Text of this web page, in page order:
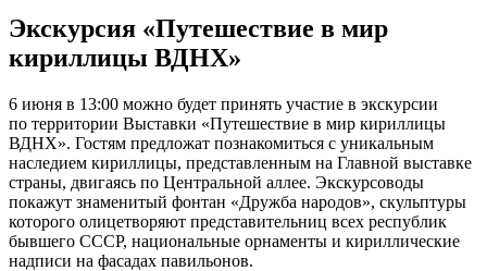
Экскурсия «Путешествие в мир
кириллицы ВДНХ»
6 июня в 13:00 можно будет принять участие в экскурсии
по территории Выставки «Путешествие в мир кириллицы
ВДНХ». Гостям предложат познакомиться с уникальным
наследием кириллицы, представленным на Главной выставке
страны, двигаясь по Центральной аллее. Экскурсоводы
покажут знаменитый фонтан «Дружба народов», скульптуры
которого олицетворяют представительниц всех республик
бывшего СССР, национальные орнаменты и кириллические
надписи на фасадах павильонов.